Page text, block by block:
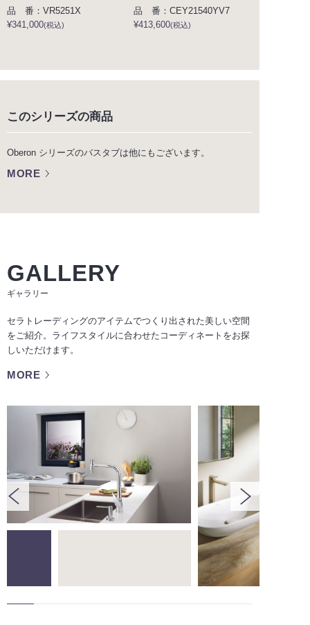
品 番：VR5251X
¥341,000(税込)
品 番：CEY21540YV7
¥413,600(税込)
このシリーズの商品
Oberon シリーズのバスタブは他にもございます。
MORE
GALLERY
ギャラリー
セラトレーディングのアイテムでつくり出された美しい空間
をご紹介。ライフスタイルに合わせたコーディネートをお探
しいただけます。
MORE